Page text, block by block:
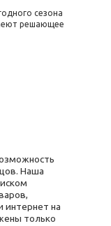
сезона
решающее
Наша
интернет на
только